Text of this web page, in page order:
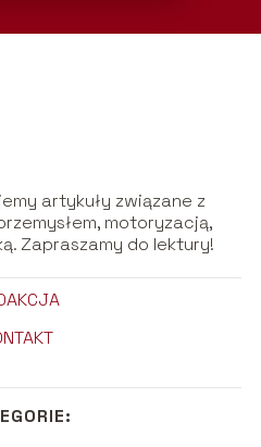
artykuły związane z
motoryzacją,
Zapraszamy do lektury!